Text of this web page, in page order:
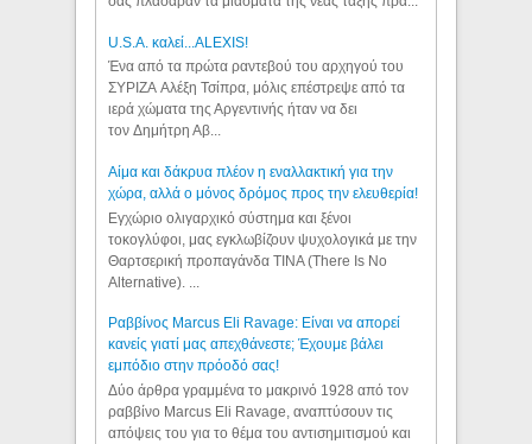
U.S.A. καλεί...ALEXIS!
Ένα από τα πρώτα ραντεβού του αρχηγού του
ΣΥΡΙΖΑ Αλέξη Τσίπρα, μόλις επέστρεψε από τα
ιερά χώματα της Αργεντινής ήταν να δει
τον Δημήτρη Αβ...
Αίμα και δάκρυα πλέον η εναλλακτική για την
χώρα, αλλά ο μόνος δρόμος προς την ελευθερία!
Εγχώριο ολιγαρχικό σύστημα και ξένοι
τοκογλύφοι, μας εγκλωβίζουν ψυχολογικά με την
Θαρτσερική προπαγάνδα TINA (There Is No
Alternative). ...
Ραββίνος Marcus Eli Ravage: Είναι να απορεί
κανείς γιατί μας απεχθάνεστε; Έχουμε βάλει
εμπόδιο στην πρόοδό σας!
Δύο άρθρα γραμμένα το μακρινό 1928 από τον
ραββίνο Marcus Eli Ravage, αναπτύσουν τις
απόψεις του για το θέμα του αντισημιτισμού και